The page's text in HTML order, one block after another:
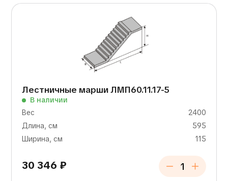
Лестничные марши ЛМП60.11.17-5
В наличии
Вес
2400
Длина, см
595
Ширина, см
115
30 346 ₽